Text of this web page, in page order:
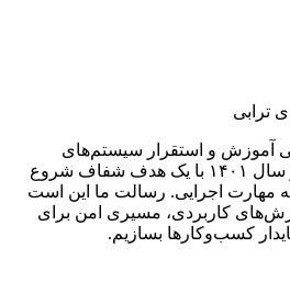
ترابی
آموزش و استقرار سیستم‌های
فروش در ایران است. ما از سال ۱۴۰۱ با یک هدف شفاف شروع
مهارت اجرایی. رسالت ما این است
کاربردی، مسیری امن برای
کسب‌وکارها بسازیم.